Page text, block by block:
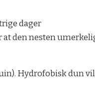
dager
at den nesten
Hydrofobisk dun